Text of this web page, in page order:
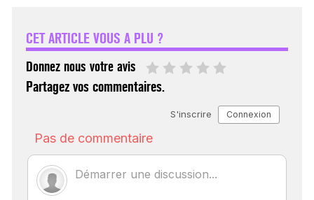
CET ARTICLE VOUS A PLU ?
Donnez nous votre avis
Partagez vos commentaires.
ÉCHO : DES IMAGES
POUR TOUTES LES